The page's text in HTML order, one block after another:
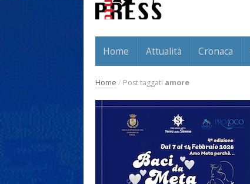
Home Attualità Cronaca
Home / Post taggati amore